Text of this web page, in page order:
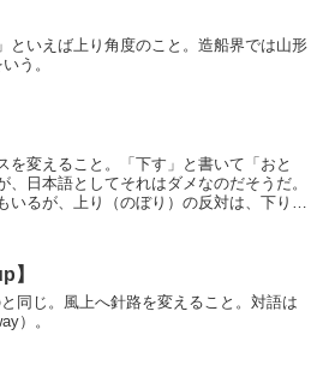
といえば上り角度のこと。造船界では山形
う。
を変えること。「下す」と書いて「おと
、日本語としてそれはダメなのだそうだ。
いるが、上り（のぼり）の反対は、下り
】
同じ。風上へ針路を変えること。対語は
）。